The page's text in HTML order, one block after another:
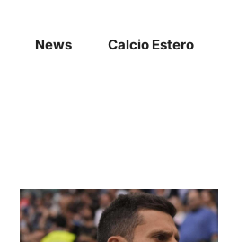
News Calcio Estero